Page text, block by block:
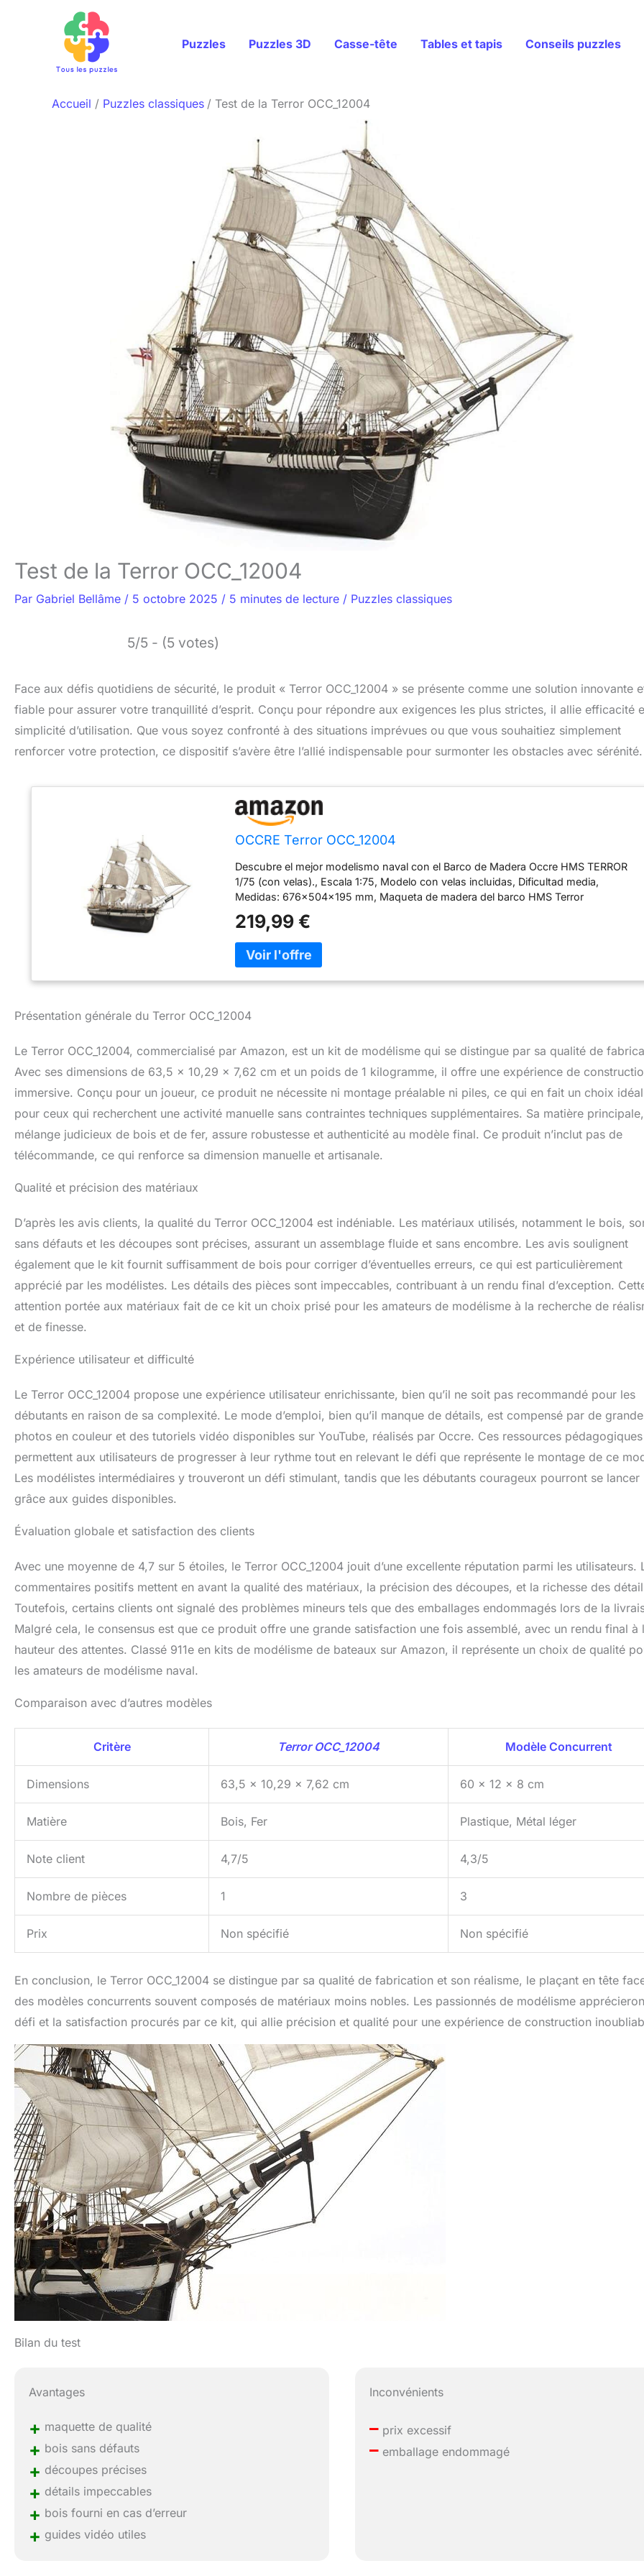
Puzzles Puzzles 3D Casse-tête Tables et tapis Conseils puzzles
Accueil Puzzles classiques Test de la Terror OCC_12004
Test de la Terror OCC_12004
Par Gabriel Bellâme / 5 octobre 2025 / 5 minutes de lecture / Puzzles classiques
5/5 - (5 votes)
Face aux défis quotidiens de sécurité, le produit « Terror OCC_12004 » se présente comme une solution innovante
fiable pour assurer votre tranquillité d’esprit. Conçu pour répondre aux exigences les plus strictes, il allie efficacité
simplicité d’utilisation. Que vous soyez confronté à des situations imprévues ou que vous souhaitiez simplement
renforcer votre protection, ce dispositif s’avère être l’allié indispensable pour surmonter les obstacles avec sérénité.
OCCRE Terror OCC_12004
Descubre el mejor modelismo naval con el Barco de Madera Occre HMS TERROR
1/75 (con velas)., Escala 1:75, Modelo con velas incluidas, Dificultad media,
Medidas: 676x504x195 mm, Maqueta de madera del barco HMS Terror
219,99 €
Présentation générale du Terror OCC_12004
Le Terror OCC_12004, commercialisé par Amazon, est un kit de modélisme qui se distingue par sa qualité de
Avec ses dimensions de 63,5 x 10,29 x 7,62 cm et un poids de 1 kilogramme, il offre une expérience de
immersive. Conçu pour un joueur, ce produit ne nécessite ni montage préalable ni piles, ce qui en fait un choix idéal
pour ceux qui recherchent une activité manuelle sans contraintes techniques supplémentaires. Sa matière
mélange judicieux de bois et de fer, assure robustesse et authenticité au modèle final. Ce produit n’inclut pas de
télécommande, ce qui renforce sa dimension manuelle et artisanale.
Qualité et précision des matériaux
D’après les avis clients, la qualité du Terror OCC_12004 est indéniable. Les matériaux utilisés, notamment le bois,
sans défauts et les découpes sont précises, assurant un assemblage fluide et sans encombre. Les avis soulignent
également que le kit fournit suffisamment de bois pour corriger d’éventuelles erreurs, ce qui est particulièrement
apprécié par les modélistes. Les détails des pièces sont impeccables, contribuant à un rendu final d’exception.
attention portée aux matériaux fait de ce kit un choix prisé pour les amateurs de modélisme à la recherche de
et de finesse.
Expérience utilisateur et difficulté
Le Terror OCC_12004 propose une expérience utilisateur enrichissante, bien qu’il ne soit pas recommandé pour les
débutants en raison de sa complexité. Le mode d’emploi, bien qu’il manque de détails, est compensé par de
photos en couleur et des tutoriels vidéo disponibles sur YouTube, réalisés par Occre. Ces ressources pédagogiques
permettent aux utilisateurs de progresser à leur rythme tout en relevant le défi que représente le montage de ce
Les modélistes intermédiaires y trouveront un défi stimulant, tandis que les débutants courageux pourront se lancer
grâce aux guides disponibles.
Évaluation globale et satisfaction des clients
Avec une moyenne de 4,7 sur 5 étoiles, le Terror OCC_12004 jouit d’une excellente réputation parmi les utilisateurs.
commentaires positifs mettent en avant la qualité des matériaux, la précision des découpes, et la richesse des
Toutefois, certains clients ont signalé des problèmes mineurs tels que des emballages endommagés lors de la
Malgré cela, le consensus est que ce produit offre une grande satisfaction une fois assemblé, avec un rendu final à
hauteur des attentes. Classé 911e en kits de modélisme de bateaux sur Amazon, il représente un choix de qualité
les amateurs de modélisme naval.
Comparaison avec d’autres modèles
Critère Terror OCC_12004 Modèle Concurrent
Dimensions 63,5 x 10,29 x 7,62 cm 60 x 12 x 8 cm
Matière Bois, Fer Plastique, Métal léger
Note client 4,7/5 4,3/5
Nombre de pièces 1 3
Prix Non spécifié Non spécifié
En conclusion, le Terror OCC_12004 se distingue par sa qualité de fabrication et son réalisme, le plaçant en tête
des modèles concurrents souvent composés de matériaux moins nobles. Les passionnés de modélisme
défi et la satisfaction procurés par ce kit, qui allie précision et qualité pour une expérience de construction
Bilan du test
Avantages
+ maquette de qualité
+ bois sans défauts
+ découpes précises
+ détails impeccables
+ bois fourni en cas d’erreur
+ guides vidéo utiles
Inconvénients
– prix excessif
– emballage endommagé